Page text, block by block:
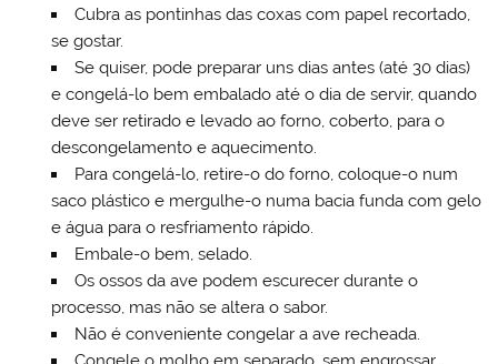
Cubra as pontinhas das coxas com papel recortado,
se gostar.
Se quiser, pode preparar uns dias antes (até 30 dias)
e congelá-lo bem embalado até o dia de servir, quando
deve ser retirado e levado ao forno, coberto, para o
descongelamento e aquecimento.
Para congelá-lo, retire-o do forno, coloque-o num
saco plástico e mergulhe-o numa bacia funda com gelo
e água para o resfriamento rápido.
Embale-o bem, selado.
Os ossos da ave podem escurecer durante o
processo, mas não se altera o sabor.
Não é conveniente congelar a ave recheada.